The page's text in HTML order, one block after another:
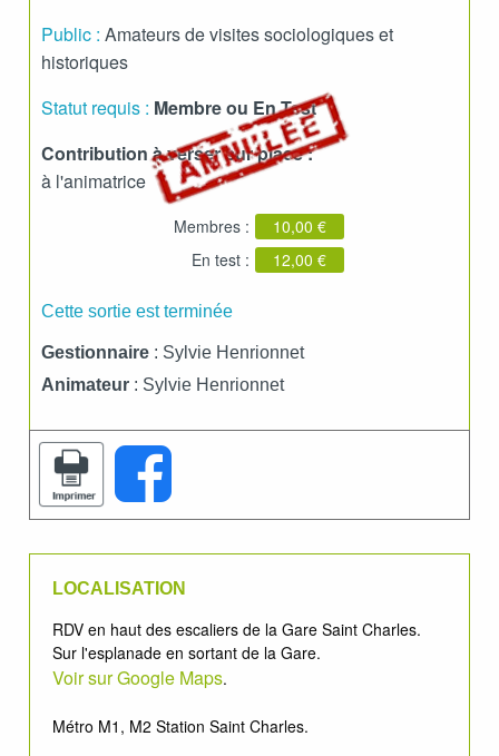
Public : Amateurs de visites sociologiques et
historiques
Statut requis : Membre ou En Test
Contribution à verser sur place :
à l'animatrice
Membres :
10,00 €
En test :
12,00 €
Cette sortie est terminée
Gestionnaire : Sylvie Henrionnet
Animateur : Sylvie Henrionnet
LOCALISATION
RDV en haut des escaliers de la Gare Saint Charles.
Sur l'esplanade en sortant de la Gare.
Voir sur Google Maps.
Métro M1, M2 Station Saint Charles.